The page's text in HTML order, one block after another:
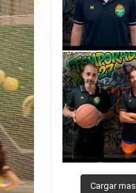
Cargar mas